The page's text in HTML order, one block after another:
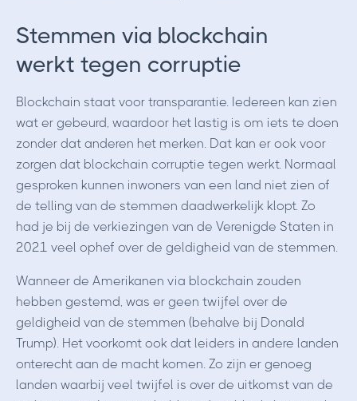
Stemmen via blockchain
werkt tegen corruptie
Blockchain staat voor transparantie. Iedereen kan zien
wat er gebeurd, waardoor het lastig is om iets te doen
zonder dat anderen het merken. Dat kan er ook voor
zorgen dat blockchain corruptie tegen werkt. Normaal
gesproken kunnen inwoners van een land niet zien of
de telling van de stemmen daadwerkelijk klopt. Zo
had je bij de verkiezingen van de Verenigde Staten in
2021 veel ophef over de geldigheid van de stemmen.
Wanneer de Amerikanen via blockchain zouden
hebben gestemd, was er geen twijfel over de
geldigheid van de stemmen (behalve bij Donald
Trump). Het voorkomt ook dat leiders in andere landen
onterecht aan de macht komen. Zo zijn er genoeg
landen waarbij veel twijfel is over de uitkomst van de